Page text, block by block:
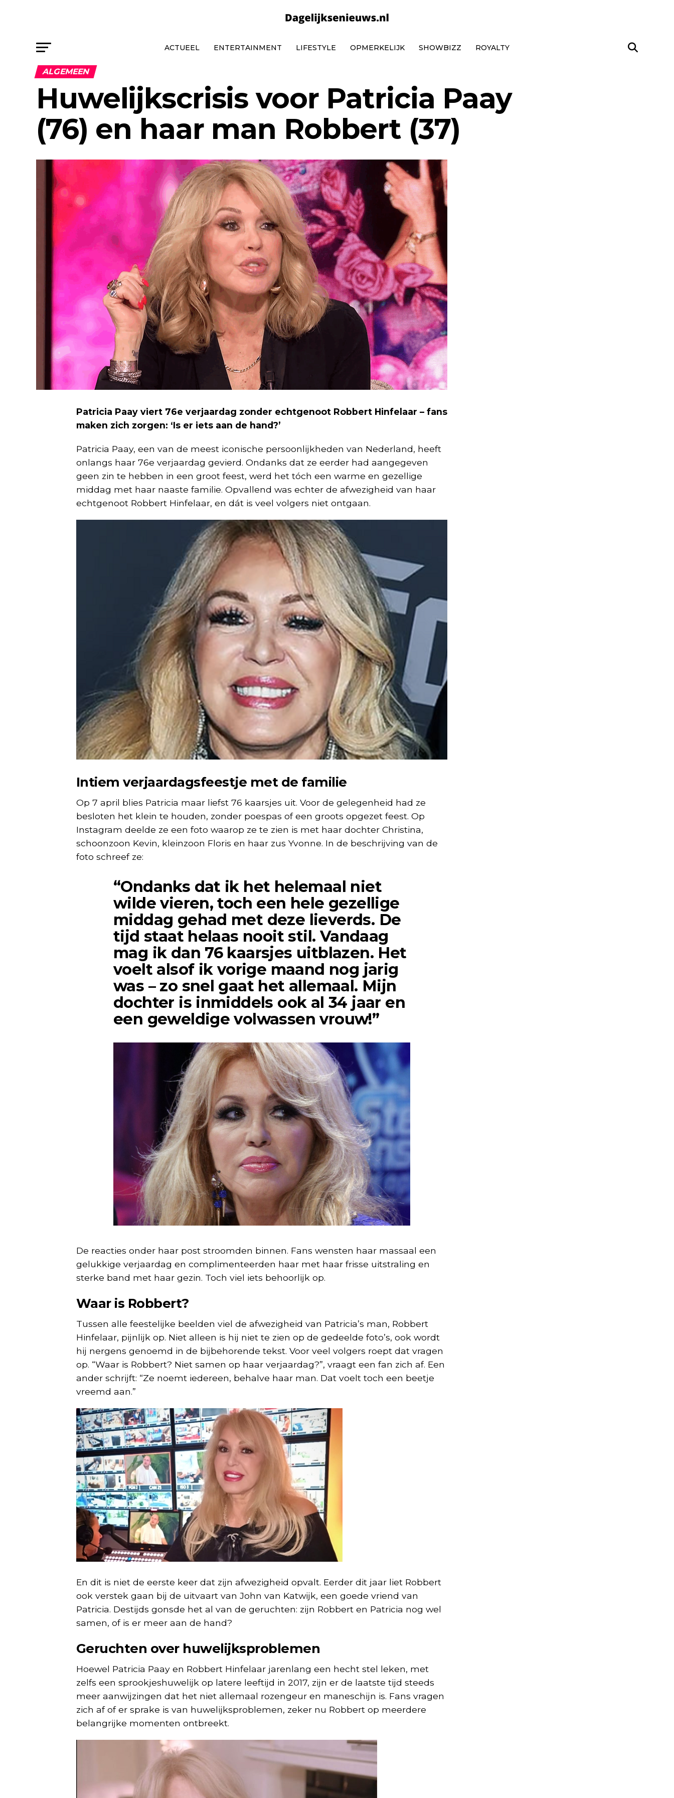
ACTUEEL ENTERTAINMENT LIFESTYLE OPMERKELIJK SHOWBIZZ ROYALTY
ALGEMEEN
Huwelijkscrisis voor Patricia Paay
(76) en haar man Robbert (37)
Patricia Paay viert 76e verjaardag zonder echtgenoot Robbert Hinfelaar – fans
maken zich zorgen: ‘Is er iets aan de hand?’
Patricia Paay, een van de meest iconische persoonlijkheden van Nederland, heeft
onlangs haar 76e verjaardag gevierd. Ondanks dat ze eerder had aangegeven
geen zin te hebben in een groot feest, werd het tóch een warme en gezellige
middag met haar naaste familie. Opvallend was echter de afwezigheid van haar
echtgenoot Robbert Hinfelaar, en dát is veel volgers niet ontgaan.
Intiem verjaardagsfeestje met de familie
Op 7 april blies Patricia maar liefst 76 kaarsjes uit. Voor de gelegenheid had ze
besloten het klein te houden, zonder poespas of een groots opgezet feest. Op
Instagram deelde ze een foto waarop ze te zien is met haar dochter Christina,
schoonzoon Kevin, kleinzoon Floris en haar zus Yvonne. In de beschrijving van de
foto schreef ze:
“Ondanks dat ik het helemaal niet
wilde vieren, toch een hele gezellige
middag gehad met deze lieverds. De
tijd staat helaas nooit stil. Vandaag
mag ik dan 76 kaarsjes uitblazen. Het
voelt alsof ik vorige maand nog jarig
was – zo snel gaat het allemaal. Mijn
dochter is inmiddels ook al 34 jaar en
een geweldige volwassen vrouw!”
De reacties onder haar post stroomden binnen. Fans wensten haar massaal een
gelukkige verjaardag en complimenteerden haar met haar frisse uitstraling en
sterke band met haar gezin. Toch viel iets behoorlijk op.
Waar is Robbert?
Tussen alle feestelijke beelden viel de afwezigheid van Patricia’s man, Robbert
Hinfelaar, pijnlijk op. Niet alleen is hij niet te zien op de gedeelde foto’s, ook wordt
hij nergens genoemd in de bijbehorende tekst. Voor veel volgers roept dat vragen
op. “Waar is Robbert? Niet samen op haar verjaardag?”, vraagt een fan zich af. Een
ander schrijft: “Ze noemt iedereen, behalve haar man. Dat voelt toch een beetje
vreemd aan.”
En dit is niet de eerste keer dat zijn afwezigheid opvalt. Eerder dit jaar liet Robbert
ook verstek gaan bij de uitvaart van John van Katwijk, een goede vriend van
Patricia. Destijds gonsde het al van de geruchten: zijn Robbert en Patricia nog wel
samen, of is er meer aan de hand?
Geruchten over huwelijksproblemen
Hoewel Patricia Paay en Robbert Hinfelaar jarenlang een hecht stel leken, met
zelfs een sprookjeshuwelijk op latere leeftijd in 2017, zijn er de laatste tijd steeds
meer aanwijzingen dat het niet allemaal rozengeur en maneschijn is. Fans vragen
zich af of er sprake is van huwelijksproblemen, zeker nu Robbert op meerdere
belangrijke momenten ontbreekt.